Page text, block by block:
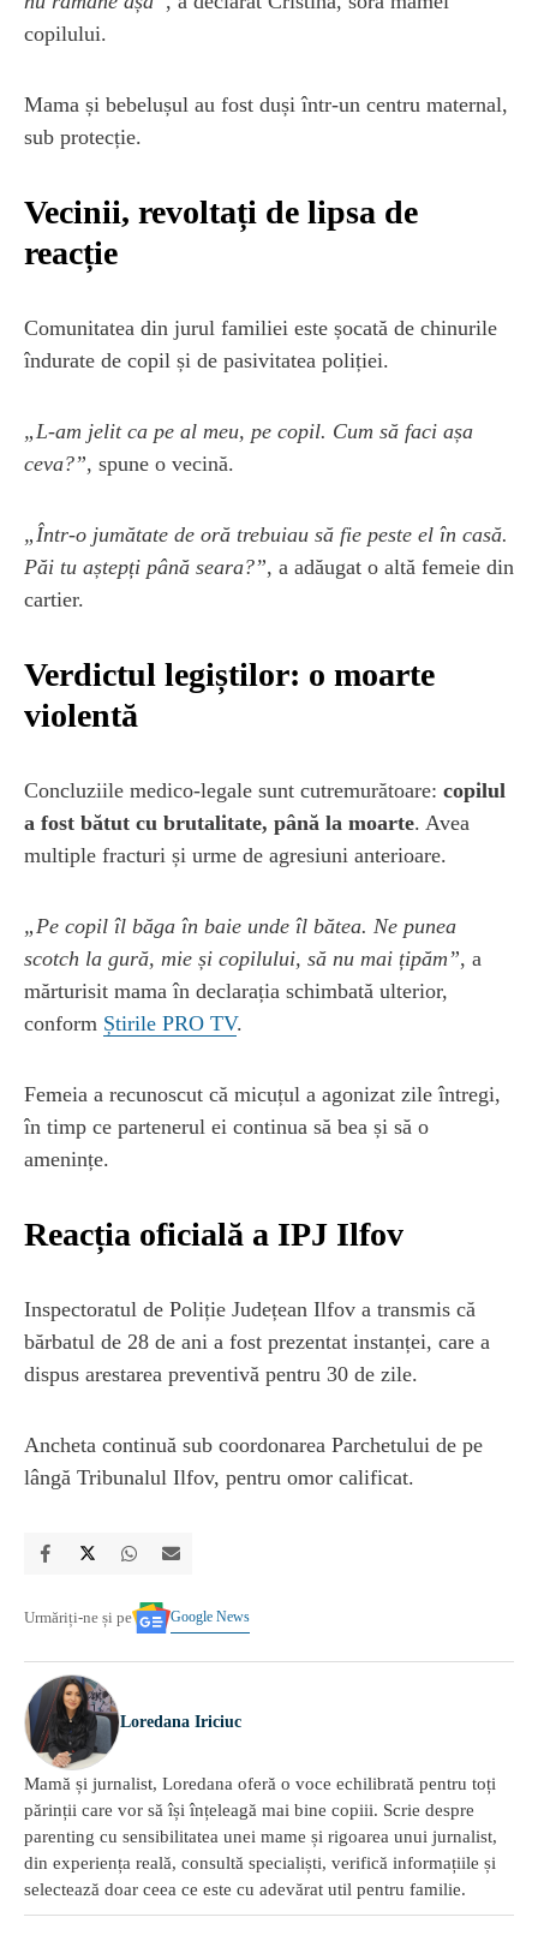
copilului.
Mama și bebelușul au fost duși într-un centru maternal,
sub protecție.
Vecinii, revoltați de lipsa de
reacție
Comunitatea din jurul familiei este șocată de chinurile
îndurate de copil și de pasivitatea poliției.
„L-am jelit ca pe al meu, pe copil. Cum să faci așa
ceva?”, spune o vecină.
„Într-o jumătate de oră trebuiau să fie peste el în casă.
Păi tu aștepți până seara?”, a adăugat o altă femeie din
cartier.
Verdictul legiștilor: o moarte
violentă
Concluziile medico-legale sunt cutremurătoare: copilul
a fost bătut cu brutalitate, până la moarte. Avea
multiple fracturi și urme de agresiuni anterioare.
„Pe copil îl băga în baie unde îl bătea. Ne punea
scotch la gură, mie și copilului, să nu mai țipăm”, a
mărturisit mama în declarația schimbată ulterior,
conform Știrile PRO TV.
Femeia a recunoscut că micuțul a agonizat zile întregi,
în timp ce partenerul ei continua să bea și să o
amenințe.
Reacția oficială a IPJ Ilfov
Inspectoratul de Poliție Județean Ilfov a transmis că
bărbatul de 28 de ani a fost prezentat instanței, care a
dispus arestarea preventivă pentru 30 de zile.
Ancheta continuă sub coordonarea Parchetului de pe
lângă Tribunalul Ilfov, pentru omor calificat.
Urmăriți-ne și pe Google News
Loredana Iriciuc
Mamă și jurnalist, Loredana oferă o voce echilibrată pentru toți
părinții care vor să își înțeleagă mai bine copiii. Scrie despre
parenting cu sensibilitatea unei mame și rigoarea unui jurnalist,
din experiența reală, consultă specialiști, verifică informațiile și
selectează doar ceea ce este cu adevărat util pentru familie.